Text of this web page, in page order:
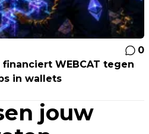
0
WEBCAT tegen
in wallets
jouw